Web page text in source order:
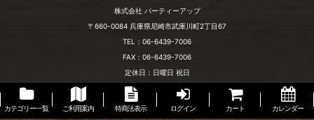
株式会社 パーティーアップ
〒660-0084 兵庫県尼崎市武庫川町2丁目67
TEL：06-6439-7006
FAX：06-6439-7006
定休日：日曜日 祝日
カテゴリー一覧 ご利用案内 特商法表示 ログイン カート カレンダー